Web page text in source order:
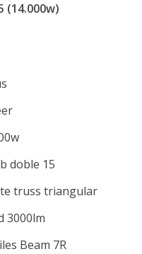
(14.000w)
doble 15
truss triangular
3000lm
Beam 7R